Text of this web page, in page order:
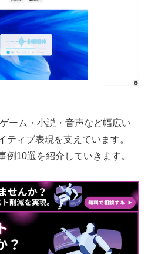
ーム・小説・音声など幅広い
ティブ表現を支えています。
例10選を紹介していきます。